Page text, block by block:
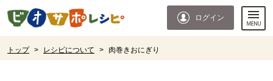
ページの先頭です。
ログイン
トップ > レシピについて > 肉巻きおにぎり